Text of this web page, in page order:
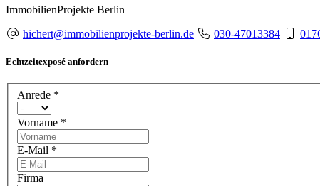
ImmobilienProjekte Berlin
hichert@immobilienprojekte-berlin.de
030-47013384
Echtzeitexposé anfordern
Anrede *
Vorname *
E-Mail *
Firma